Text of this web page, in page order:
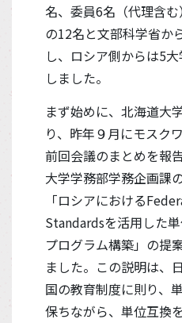
名、委員6名（代理含
の12名と文部科学省か
し、ロシア側からは5
しました。
まず始めに、北海道大
り、昨年９月にモスク
前回会議のまとめを報
大学学務部学務企画課
「ロシアにおける
Standardsを活用した
プログラム構築」の提
ました。この説明は、
国の教育制度に則り、
保ちながら、単位互換